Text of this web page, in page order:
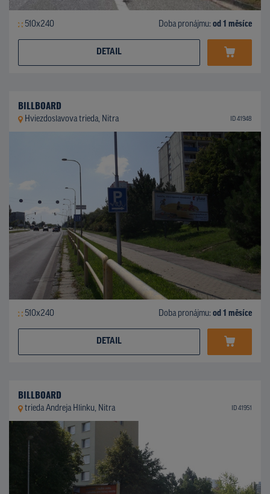
510x240 Doba pronájmu: od 1 měsíce
DETAIL
BILLBOARD
Hviezdoslavova trieda, Nitra ID 41948
510x240 Doba pronájmu: od 1 měsíce
DETAIL
BILLBOARD
trieda Andreja Hlinku, Nitra ID 41951